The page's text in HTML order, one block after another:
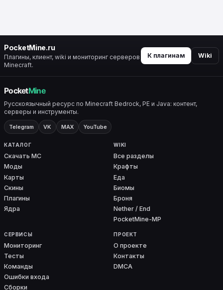
PocketMine.ru
Плагины, клиент, wiki и мониторинг серверов
Minecraft.
К плагинам Wiki
Русскоязычный ресурс по Minecraft Bedrock, PE и Java: контент,
серверы и инструменты.
Telegram VK MAX YouTube
КАТАЛОГ
Скачать MC
Моды
Карты
Скины
Плагины
Ядра
WIKI
Все разделы
Крафты
Еда
Биомы
Броня
Nether / End
PocketMine-MP
СЕРВИСЫ
Мониторинг
Тесты
Команды
Ошибки входа
Сборки
ПРОЕКТ
О проекте
Контакты
DMCA